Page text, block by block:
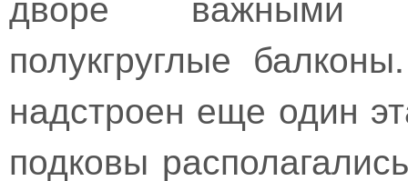
полукгруглые
надстроен еще один
подковы